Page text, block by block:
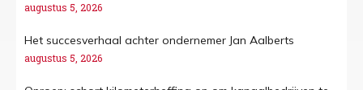
augustus 5, 2026
Het succesverhaal achter ondernemer Jan Aalberts
augustus 5, 2026